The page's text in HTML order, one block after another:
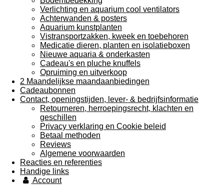
Verlichting en aquarium cool ventilators
Achterwanden & posters
Aquarium kunstplanten
Vistransportzakken, kweek en toebehoren
Medicatie dieren, planten en isolatieboxen
Nieuwe aquaria & onderkasten
Cadeau's en pluche knuffels
Opruiming en uitverkoop
2 Maandelijkse maandaanbiedingen
Cadeaubonnen
Contact, openingstijden, lever- & bedrijfsinformatie
Retourneren, herroepingsrecht, klachten en
geschillen
Privacy verklaring en Cookie beleid
Betaal methoden
Reviews
Algemene voorwaarden
Reacties en referenties
Handige links
Account